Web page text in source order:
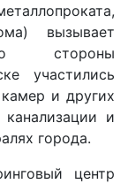
вызывает
стороны
участились
и других
и
города.
центр